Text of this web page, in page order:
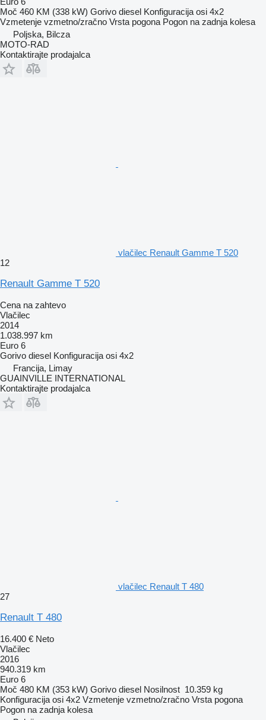
Moč 460 KM (338 kW) Gorivo diesel Konfiguracija osi 4x2
Vzmetenje vzmetno/zračno Vrsta pogona Pogon na zadnja kolesa
Poljska, Bilcza
MOTO-RAD
Kontaktirajte prodajalca
vlačilec Renault Gamme T 520
12
Renault Gamme T 520
Cena na zahtevo
Vlačilec
2014
1.038.997 km
Euro 6
Gorivo diesel Konfiguracija osi 4x2
Francija, Limay
GUAINVILLE INTERNATIONAL
Kontaktirajte prodajalca
vlačilec Renault T 480
27
Renault T 480
16.400 € Neto
Vlačilec
2016
940.319 km
Euro 6
Moč 480 KM (353 kW) Gorivo diesel Nosilnost 10.359 kg
Konfiguracija osi 4x2 Vzmetenje vzmetno/zračno Vrsta pogona
Pogon na zadnja kolesa